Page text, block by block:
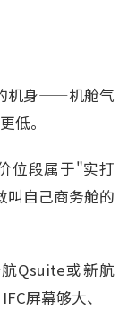
机身——机舱气
低。
位段属于"实打
叫自己商务舱的
Qsuite或新航
屏幕够大、